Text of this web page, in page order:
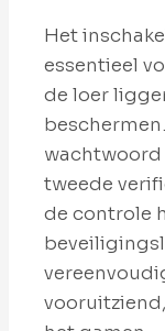
Het
essentieel
de loer
tweede
de controle